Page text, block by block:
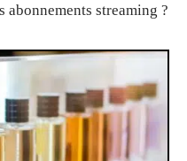
abonnements streaming ?